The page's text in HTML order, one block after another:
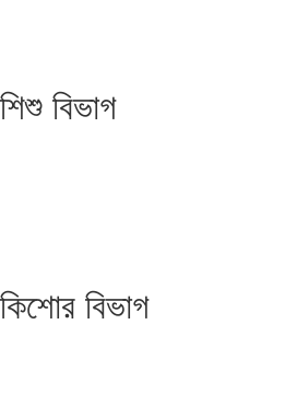
শিশু বিভাগ
কিশোর বিভাগ